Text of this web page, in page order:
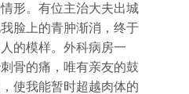
形。有位主治大夫出城
脸上的青肿渐消，终于
的模样。外科病房一
骨的痛，唯有亲友的鼓
使我能暂时超越肉体的